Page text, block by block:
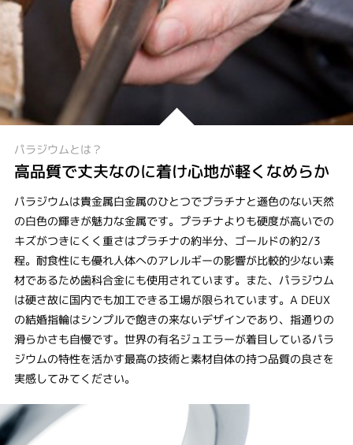
パラジウムとは？
高品質で丈夫なのに着け心地が軽くなめらか
パラジウムは貴金属白金属のひとつでプラチナと遜色のない天然
の白色の輝きが魅力な金属です。プラチナよりも硬度が高いでの
キズがつきにくく重さはプラチナの約半分、ゴールドの約2/3
程。耐食性にも優れ人体へのアレルギーの影響が比較的少ない素
材であるため歯科合金にも使用されています。また、パラジウム
は硬さ故に国内でも加工できる工場が限られています。A DEUX
の結婚指輪はシンプルで飽きの来ないデザインであり、指通りの
滑らかさも自慢です。世界の有名ジュエラーが着目しているパラ
ジウムの特性を活かす最高の技術と素材自体の持つ品質の良さを
実感してみてください。